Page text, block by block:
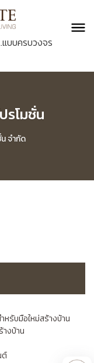
บบครบวงจร
รโมชั่น
จำกัด
รับมือใหม่สร้างบ้าน
งบ้าน
ต์